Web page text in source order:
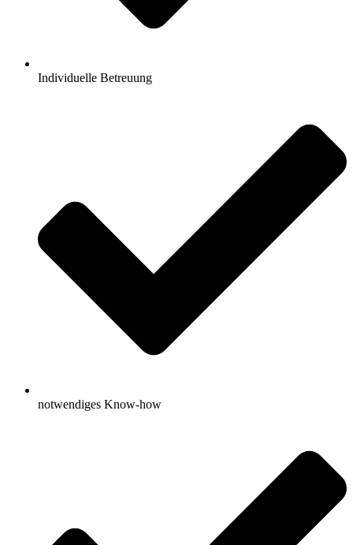
Individuelle Betreuung
notwendiges Know-how